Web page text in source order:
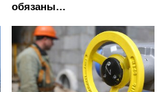
обязаны…